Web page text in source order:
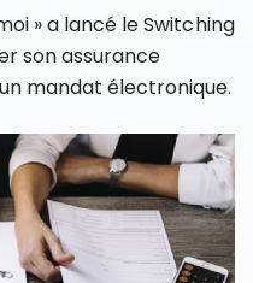
» a lancé le Switching
son assurance
mandat électronique.